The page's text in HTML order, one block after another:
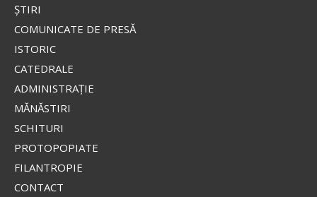
îmbrăcată într-o mantie roșie strălucitoare și un
Fraților, lauda noastră aceasta este: mărturia
conștiinței noastre că am umblat în lume, și mai
ŞTIRI
COMUNICATE DE PRESĂ
ISTORIC
CATEDRALE
ADMINISTRAŢIE
MĂNĂSTIRI
SCHITURI
PROTOPOPIATE
FILANTROPIE
CONTACT